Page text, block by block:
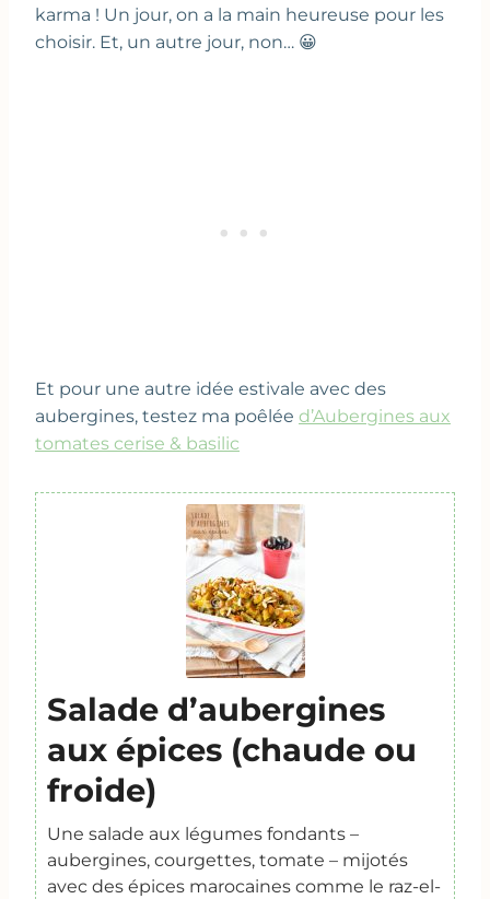
karma ! Un jour, on a la main heureuse pour les
choisir. Et, un autre jour, non… 😀
Et pour une autre idée estivale avec des
aubergines, testez ma poêlée d’Aubergines aux
tomates cerise & basilic
Salade d’aubergines
aux épices (chaude ou
froide)
Une salade aux légumes fondants –
aubergines, courgettes, tomate – mijotés
avec des épices marocaines comme le raz-el-